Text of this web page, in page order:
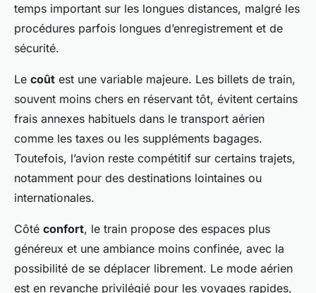
temps important sur les longues distances, malgré les
procédures parfois longues d’enregistrement et de
sécurité.
Le coût est une variable majeure. Les billets de train,
souvent moins chers en réservant tôt, évitent certains
frais annexes habituels dans le transport aérien
comme les taxes ou les suppléments bagages.
Toutefois, l’avion reste compétitif sur certains trajets,
notamment pour des destinations lointaines ou
internationales.
Côté confort, le train propose des espaces plus
généreux et une ambiance moins confinée, avec la
possibilité de se déplacer librement. Le mode aérien
est en revanche privilégié pour les voyages rapides,